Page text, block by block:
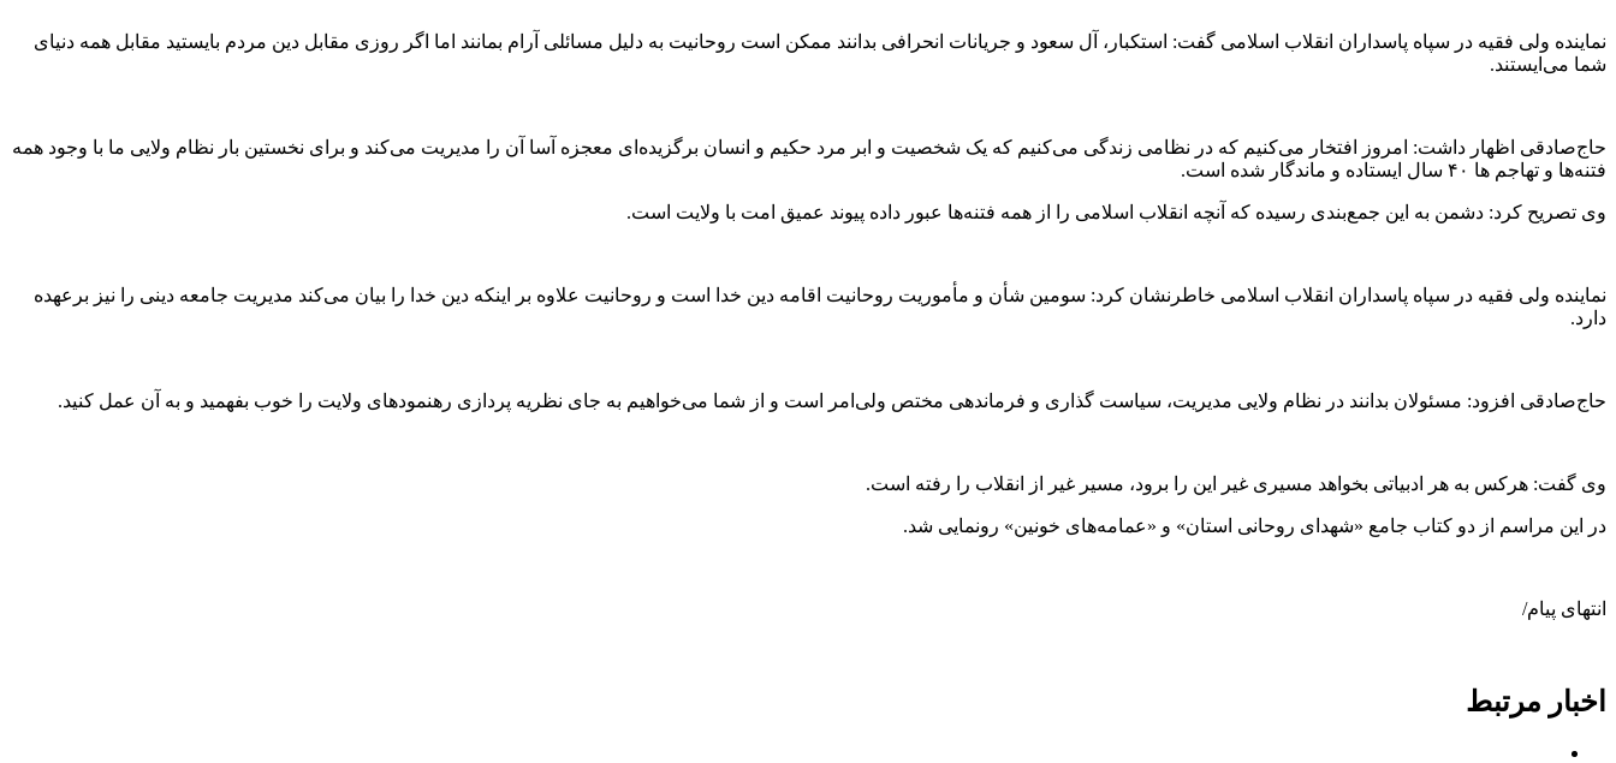
نماینده ولی فقیه در سپاه پاسداران انقلاب اسلامی گفت: استکبار، آل سعود و جریانات انحرافی بدانند ممکن است روحانیت به دلیل مسائلی آرام بمانند اما اگر روزی مقابل دین مردم بایستید مقابل همه دنیای
شما می‌ایستند.
حاج‌صادقی اظهار داشت: امروز افتخار می‌کنیم که در نظامی زندگی می‌کنیم که یک شخصیت و ابر مرد حکیم و انسان برگزیده‌ای معجزه آسا آن را مدیریت می‌کند و برای نخستین بار نظام ولایی ما با وجود همه
فتنه‌ها و تهاجم ها ۴۰ سال ایستاده و ماندگار شده است.
وی تصریح کرد: دشمن به این جمع‌بندی رسیده که آنچه انقلاب اسلامی را از همه فتنه‌ها عبور داده پیوند عمیق امت با ولایت است.
نماینده ولی فقیه در سپاه پاسداران انقلاب اسلامی خاطرنشان کرد: سومین شأن و مأموریت روحانیت اقامه دین خدا است و روحانیت علاوه بر اینکه دین خدا را بیان می‌کند مدیریت جامعه دینی را نیز برعهده
دارد.
حاج‌صادقی افزود: مسئولان بدانند در نظام ولایی مدیریت، سیاست گذاری و فرماندهی مختص ولی‌امر است و از شما می‌خواهیم به جای نظریه پردازی رهنمودهای ولایت را خوب بفهمید و به آن عمل کنید.
وی گفت: هرکس به هر ادبیاتی بخواهد مسیری غیر این را برود، مسیر غیر از انقلاب را رفته است.
در این مراسم از دو کتاب جامع «شهدای روحانی استان» و «عمامه‌های خونین» رونمایی شد.
انتهای پیام/
اخبار مرتبط